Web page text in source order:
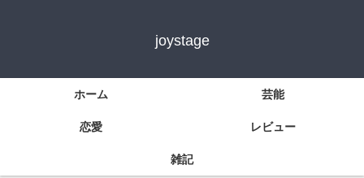
joystage
ホーム 芸能
恋愛 レビュー
雑記